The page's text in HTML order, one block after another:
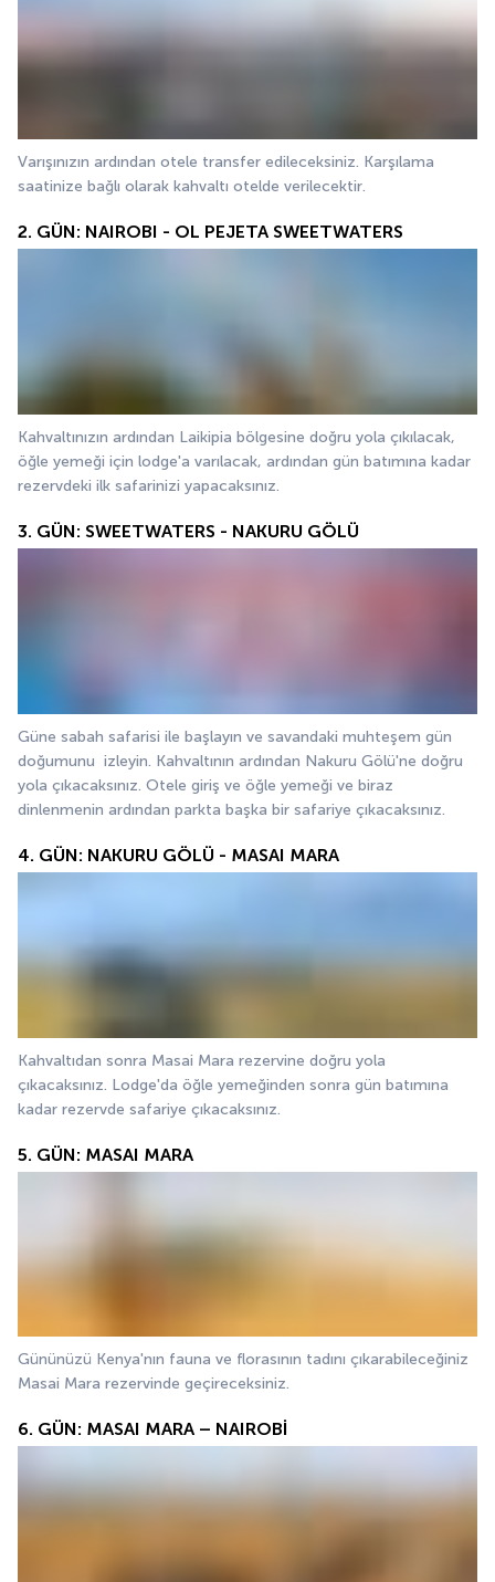
Varışınızın ardından otele transfer edileceksiniz. Karşılama
saatinize bağlı olarak kahvaltı otelde verilecektir.
2. GÜN: NAIROBI - OL PEJETA SWEETWATERS
Kahvaltınızın ardından Laikipia bölgesine doğru yola çıkılacak,
öğle yemeği için lodge'a varılacak, ardından gün batımına kadar
rezervdeki ilk safarinizi yapacaksınız.
3. GÜN: SWEETWATERS - NAKURU GÖLÜ
Güne sabah safarisi ile başlayın ve savandaki muhteşem gün
doğumunu  izleyin. Kahvaltının ardından Nakuru Gölü'ne doğru
yola çıkacaksınız. Otele giriş ve öğle yemeği ve biraz
dinlenmenin ardından parkta başka bir safariye çıkacaksınız.
4. GÜN: NAKURU GÖLÜ - MASAI MARA
Kahvaltıdan sonra Masai Mara rezervine doğru yola
çıkacaksınız. Lodge'da öğle yemeğinden sonra gün batımına
kadar rezervde safariye çıkacaksınız.
5. GÜN: MASAI MARA
Gününüzü Kenya'nın fauna ve florasının tadını çıkarabileceğiniz
Masai Mara rezervinde geçireceksiniz.
6. GÜN: MASAI MARA – NAIROBİ